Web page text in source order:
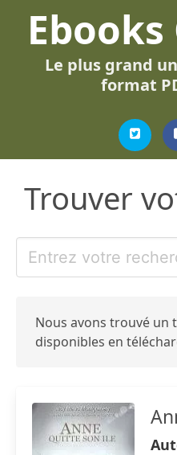
Le plus grand
format
Trouver
Nous avons trouvé un
disponibles en